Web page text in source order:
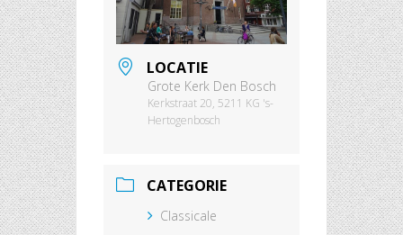
LOCATIE
Grote Kerk Den Bosch
Kerkstraat 20, 5211 KG 's-
Hertogenbosch
CATEGORIE
Classicale